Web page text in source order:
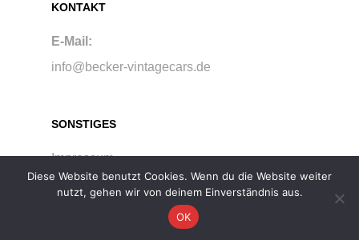
KONTAKT
E-Mail:
info@becker-vintagecars.de
SONSTIGES
Impressum
Datenschutz
Diese Website benutzt Cookies. Wenn du die Website weiter
nutzt, gehen wir von deinem Einverständnis aus.
OK